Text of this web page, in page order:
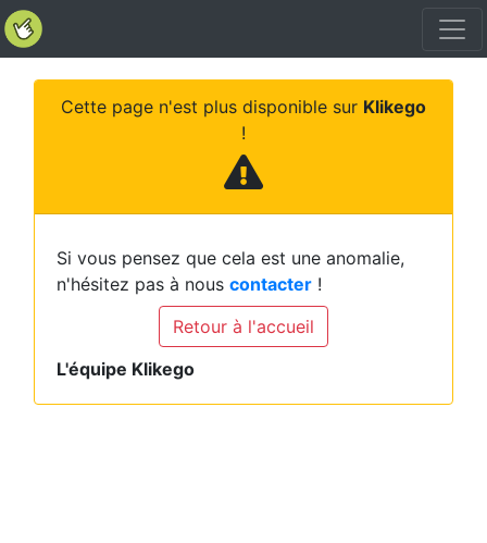
Cette page n'est plus disponible sur Klikego
!
Si vous pensez que cela est une anomalie,
n'hésitez pas à nous contacter !
Retour à l'accueil
L'équipe Klikego